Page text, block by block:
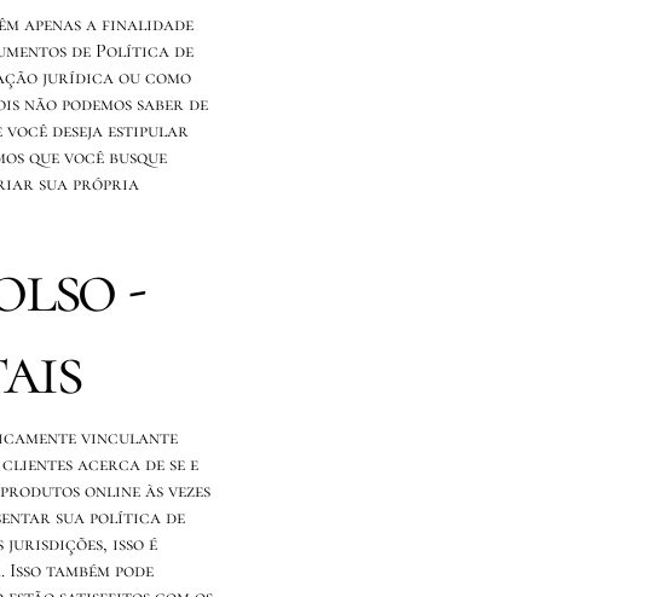
apenas a finalidade
de Política de
jurídica ou como
não podemos saber de
você deseja estipular
que você busque
sua própria
-
vinculante
acerca de se e
online às vezes
sua política de
isso é
também pode